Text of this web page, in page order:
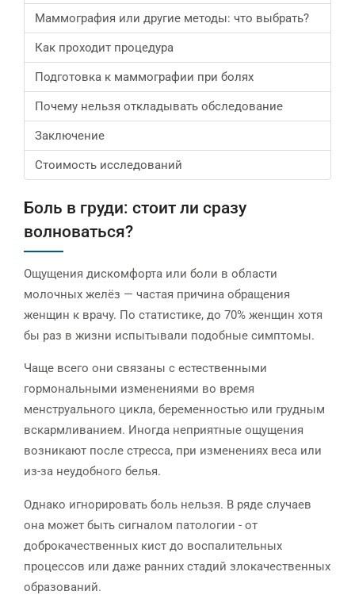
Маммография или другие методы: что выбрать?
Как проходит процедура
Подготовка к маммографии при болях
Почему нельзя откладывать обследование
Заключение
Стоимость исследований
Боль в груди: стоит ли сразу
волноваться?
Ощущения дискомфорта или боли в области
молочных желёз — частая причина обращения
женщин к врачу. По статистике, до 70% женщин хотя
бы раз в жизни испытывали подобные симптомы.
Чаще всего они связаны с естественными
гормональными изменениями во время
менструального цикла, беременностью или грудным
вскармливанием. Иногда неприятные ощущения
возникают после стресса, при изменениях веса или
из-за неудобного белья.
Однако игнорировать боль нельзя. В ряде случаев
она может быть сигналом патологии - от
доброкачественных кист до воспалительных
процессов или даже ранних стадий злокачественных
образований.